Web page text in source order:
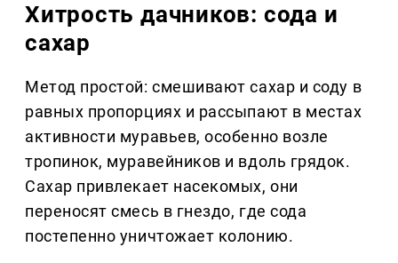
Хитрость дачников: сода и
сахар
Метод простой: смешивают сахар и соду в
равных пропорциях и рассыпают в местах
активности муравьев, особенно возле
тропинок, муравейников и вдоль грядок.
Сахар привлекает насекомых, они
переносят смесь в гнездо, где сода
постепенно уничтожает колонию.